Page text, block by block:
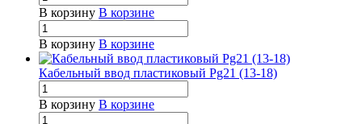
В корзину В корзине
В корзину В корзине
Кабельный ввод пластиковый Pg21 (13-18)
В корзину В корзине